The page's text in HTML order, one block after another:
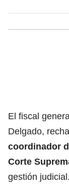
El fiscal
Delgado,
coordinador
Corte
gestión judicial.